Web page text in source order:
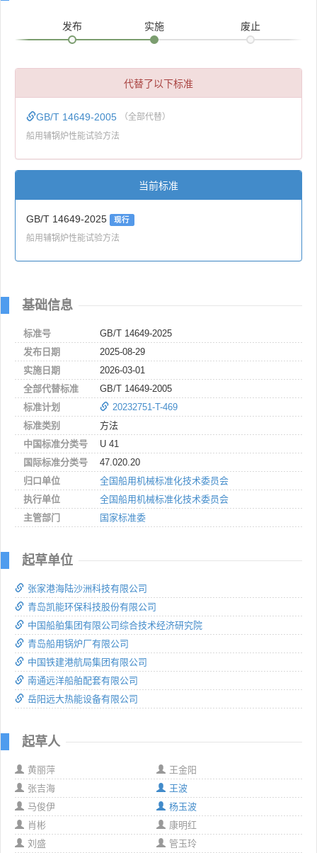
发布 实施 废止
代替了以下标准
GB/T 14649-2005 （全部代替）
船用辅锅炉性能试验方法
当前标准
GB/T 14649-2025 现行
船用辅锅炉性能试验方法
基础信息
标准号
GB/T 14649-2025
发布日期
2025-08-29
实施日期
2026-03-01
全部代替标准
GB/T 14649-2005
标准计划
20232751-T-469
标准类别
方法
中国标准分类号
U 41
国际标准分类号
47.020.20
归口单位
全国船用机械标准化技术委员会
执行单位
全国船用机械标准化技术委员会
主管部门
国家标准委
起草单位
张家港海陆沙洲科技有限公司
青岛凯能环保科技股份有限公司
中国船舶集团有限公司综合技术经济研究院
青岛船用锅炉厂有限公司
中国铁建港航局集团有限公司
南通远洋船舶配套有限公司
岳阳远大热能设备有限公司
起草人
黄丽萍
王金阳
张吉海
王波
马俊伊
杨玉波
肖彬
康明红
刘盛
管玉玲